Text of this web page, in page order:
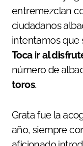
entremezclan
ciudadanos
intentamos que
Toca ir al
número de
toros.
Grata fue la
año, siempre